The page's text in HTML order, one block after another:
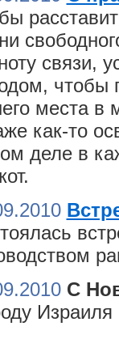
связи,
чтобы
места в
как-то
деле в
С
Израиля